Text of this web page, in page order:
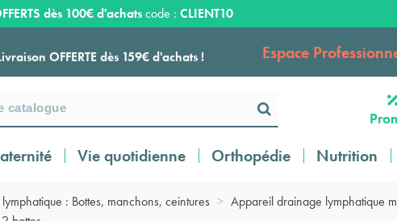
OFFERTE dès 159€ d'achats !
en 3 ou 4 fois SANS FRAIS à partir de
100€
dès 100€ d'achatscode : CLIENT10
Espace
Vie quotidienne Orthopédie Nutrition
: Bottes, manchons, ceintures > Appareil drainage lymphatique